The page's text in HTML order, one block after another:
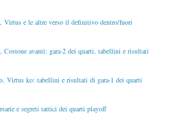
Virtus e le altre verso il definitivo dentro/fuori
Costone avanti: gara-2 dei quarti, tabellini e risultati
Virtus ko: tabellini e risultati di gara-1 dei quarti
e segreti tattici dei quarti playoff